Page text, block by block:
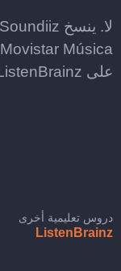
على ListenBrainz.
دروس تعليمية أخرى
ListenBrainz